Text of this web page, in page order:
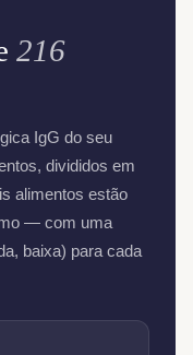
216
IgG do seu
divididos em
alimentos estão
— com uma
baixa) para cada